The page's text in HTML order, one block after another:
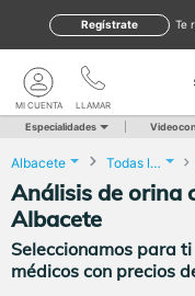
te
Regístrate
LLAMAR
MI CUENTA
Especialidades
Albacete Todas las localidades
Análisis de orina
Albacete
Seleccionamos para
médicos con precios